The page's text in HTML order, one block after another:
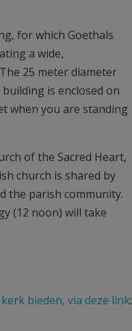
for which Goethals
a wide,
25 meter diameter
is enclosed on
when you are standing
of the Sacred Heart,
church is shared by
the parish community.
(12 noon) will take
bieden, via deze link: